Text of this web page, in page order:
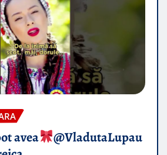
avea
​@VladutaLupau